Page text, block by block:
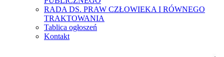
RADA DS. PRAW CZŁOWIEKA I RÓWNEGO
TRAKTOWANIA
Tablica ogłoszeń
Kontakt